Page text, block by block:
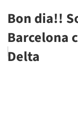
Bon dia!!
Barcelona
Delta